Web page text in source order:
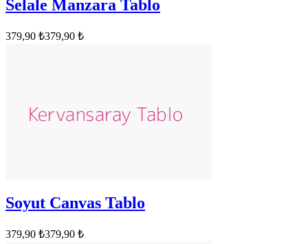
Selale Manzara Tablo
379,90 ₺379,90 ₺
Soyut Canvas Tablo
379,90 ₺379,90 ₺